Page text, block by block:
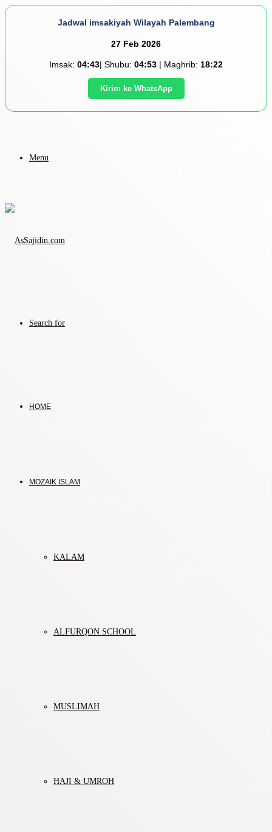
Jadwal imsakiyah Wilayah Palembang
27 Feb 2026
Imsak: 04:43| Shubu: 04:53 | Maghrib: 18:22
Kirim ke WhatsApp
Menu
Search for
HOME
MOZAIK ISLAM
KALAM
ALFURQON SCHOOL
MUSLIMAH
HAJI & UMROH